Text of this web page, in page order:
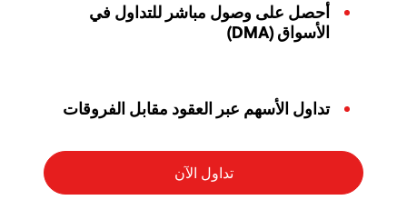
أحصل على وصول مباشر للتداول في
الأسواق (DMA)
تداول الأسهم عبر العقود مقابل الفروقات